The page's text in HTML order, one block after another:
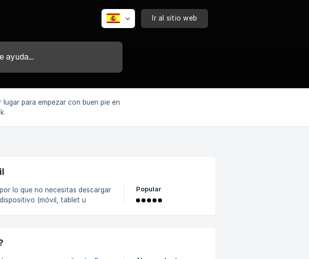
Ir al sitio web
lugar para empezar con buen pie en
lo que no necesitas descargar
(móvil, tablet u
Popular